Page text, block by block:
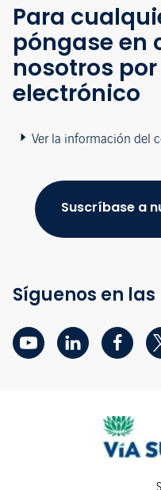
Para
póngase en
nosotros
electrónico
Ver la información del
Suscríbase a
Síguenos en